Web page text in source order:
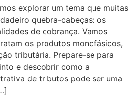
explorar um tema que muitas
quebra-cabeças: os
de cobrança. Vamos
os produtos monofásicos,
tributária. Prepare-se para
e descobrir como a
de tributos pode ser uma